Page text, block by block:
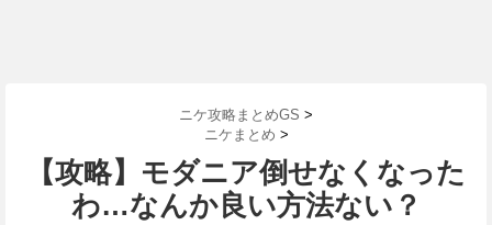
ニケ攻略まとめGS >
ニケまとめ >
【攻略】モダニア倒せなくなった
わ…なんか良い方法ない？